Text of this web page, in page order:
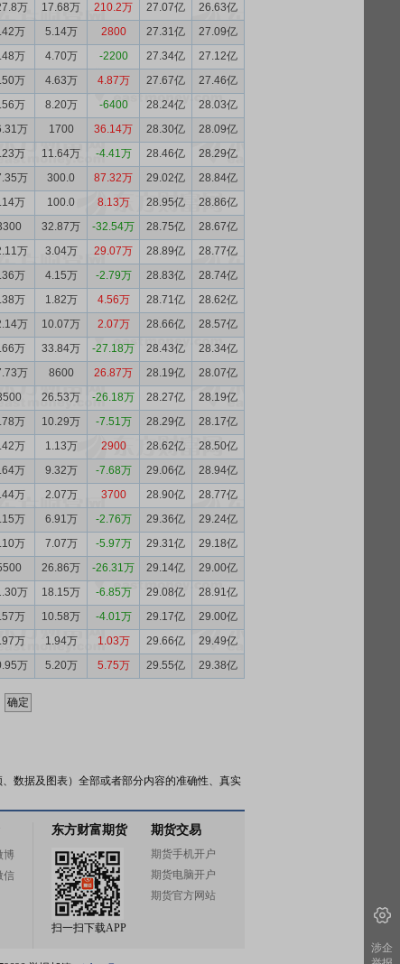
万 17.68万 210.2万 27.07亿
26.63亿
万 5.14万 2800 27.31亿
27.09亿
万 4.70万 -2200 27.34亿
27.12亿
万 4.63万 4.87万 27.67亿
27.46亿
万 8.20万 -6400 28.24亿
28.03亿
万 1700 36.14万 28.30亿
28.09亿
万 11.64万 -4.41万 28.46亿
28.29亿
万 300.0 87.32万 29.02亿
28.84亿
万 100.0 8.13万 28.95亿
28.86亿
32.87万 -32.54万 28.75亿
28.67亿
万 3.04万 29.07万 28.89亿
28.77亿
万 4.15万 -2.79万 28.83亿
28.74亿
万 1.82万 4.56万 28.71亿
28.62亿
万 10.07万 2.07万 28.66亿
28.57亿
万 33.84万 -27.18万 28.43亿
28.34亿
万 8600 26.87万 28.19亿
28.07亿
26.53万 -26.18万 28.27亿
28.19亿
万 10.29万 -7.51万 28.29亿
28.17亿
万 1.13万 2900 28.62亿
28.50亿
万 9.32万 -7.68万 29.06亿
28.94亿
万 2.07万 3700 28.90亿
28.77亿
万 6.91万 -2.76万 29.36亿
29.24亿
万 7.07万 -5.97万 29.31亿
29.18亿
26.86万 -26.31万 29.14亿
29.00亿
万 18.15万 -6.85万 29.08亿
28.91亿
万 10.58万 -4.01万 29.17亿
29.00亿
万 1.94万 1.03万 29.66亿
29.49亿
万 5.20万 5.75万 29.55亿 29.38亿
数据及图表）全部或者部分内容的准确性、真实
博
信
东方财富期货
扫一扫下载APP
期货交易
期货手机开户
期货电脑开户
期货官方网站
涉企